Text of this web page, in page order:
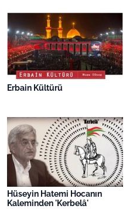
Erbain Kültürü
Hüseyin Hatemi Hocanın
Kaleminden 'Kerbelâ'